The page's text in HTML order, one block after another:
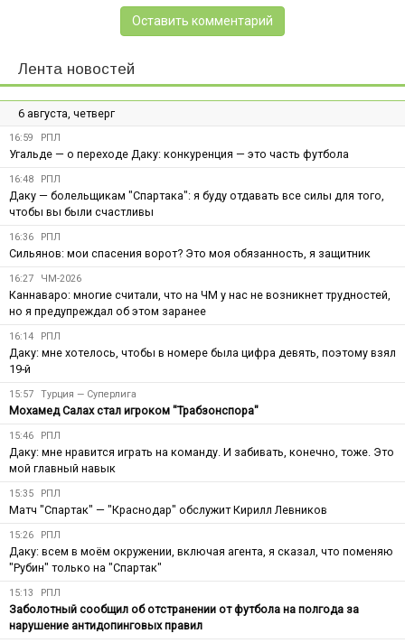
Оставить комментарий
Лента новостей
6 августа, четверг
16:59 РПЛ
Угальде — о переходе Даку: конкуренция — это часть футбола
16:48 РПЛ
Даку — болельщикам "Спартака": я буду отдавать все силы для того,
чтобы вы были счастливы
16:36 РПЛ
Сильянов: мои спасения ворот? Это моя обязанность, я защитник
16:27 ЧМ-2026
Каннаваро: многие считали, что на ЧМ у нас не возникнет трудностей,
но я предупреждал об этом заранее
16:14 РПЛ
Даку: мне хотелось, чтобы в номере была цифра девять, поэтому взял
19-й
15:57 Турция — Суперлига
Мохамед Салах стал игроком "Трабзонспора"
15:46 РПЛ
Даку: мне нравится играть на команду. И забивать, конечно, тоже. Это
мой главный навык
15:35 РПЛ
Матч "Спартак" — "Краснодар" обслужит Кирилл Левников
15:26 РПЛ
Даку: всем в моём окружении, включая агента, я сказал, что поменяю
"Рубин" только на "Спартак"
15:13 РПЛ
Заболотный сообщил об отстранении от футбола на полгода за
нарушение антидопинговых правил